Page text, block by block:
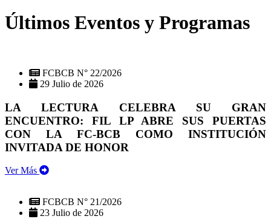
Últimos Eventos y Programas
FCBCB N° 22/2026
29 Julio de 2026
LA LECTURA CELEBRA SU GRAN
ENCUENTRO: FIL LP ABRE SUS PUERTAS
CON LA FC-BCB COMO INSTITUCIÓN
INVITADA DE HONOR
Ver Más
FCBCB N° 21/2026
23 Julio de 2026